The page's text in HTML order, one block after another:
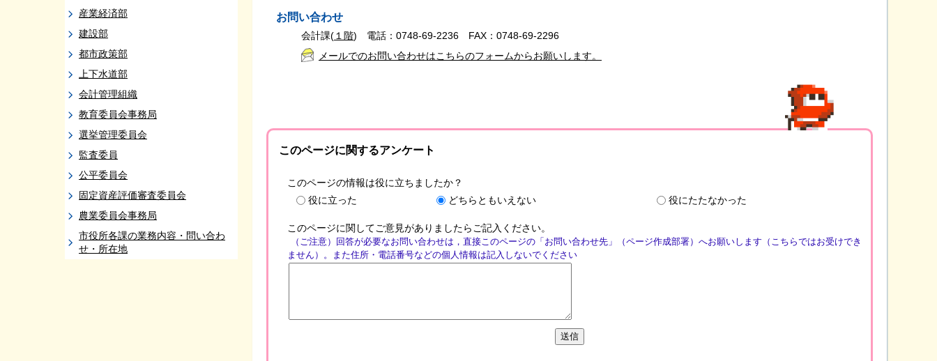
産業経済部
建設部
都市政策部
上下水道部
会計管理組織
教育委員会事務局
選挙管理委員会
監査委員
公平委員会
固定資産評価審査委員会
農業委員会事務局
市役所各課の業務内容・問い合わ
せ・所在地
お問い合わせ
会計課(１階) 電話：0748-69-2236 FAX：0748-69-2296
メールでのお問い合わせはこちらのフォームからお願いします。
このページに関するアンケート
このページの情報は役に立ちましたか？
役に立った
どちらともいえない 役にたたなかった
このページに関してご意見がありましたらご記入ください。
（ご注意）回答が必要なお問い合わせは，直接このページの「お問い合わせ先」（ページ作成部署）へお願いします（こちらではお受けでき
ません）。また住所・電話番号などの個人情報は記入しないでください